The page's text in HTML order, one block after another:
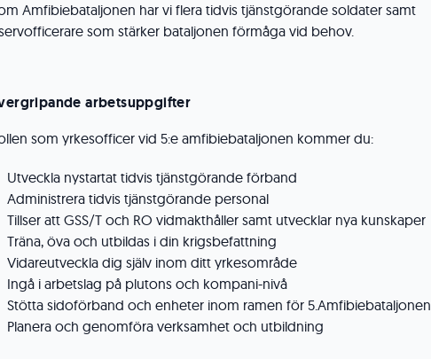
Amfibiebataljonen har vi flera tidvis tjänstgörande soldater samt
som stärker bataljonen förmåga vid behov.
arbetsuppgifter
som yrkesofficer vid 5:e amfibiebataljonen kommer du:
Utveckla nystartat tidvis tjänstgörande förband
Administrera tidvis tjänstgörande personal
Tillser att GSS/T och RO vidmakthåller samt utvecklar nya kunskaper
Träna, öva och utbildas i din krigsbefattning
Vidareutveckla dig själv inom ditt yrkesområde
Ingå i arbetslag på plutons och kompani-nivå
Stötta sidoförband och enheter inom ramen för 5.Amfibiebataljonen
Planera och genomföra verksamhet och utbildning